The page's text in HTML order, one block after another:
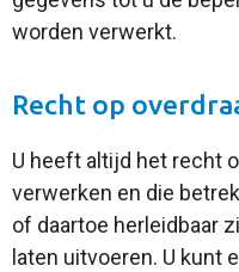
worden verwerkt.
Recht op
U heeft altijd het recht
verwerken en die
of daartoe herleidbaar
laten uitvoeren. U kunt